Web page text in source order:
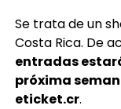
Se trata de un
Costa Rica. De
entradas
próxima
eticket.cr.